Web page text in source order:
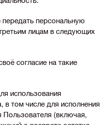
персональную
лицам в следующих
согласие на такие
использования
в том числе для исполнения
(включая,